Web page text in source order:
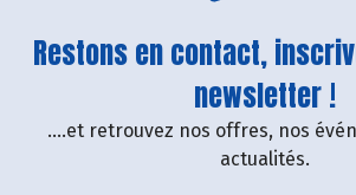
Restons en contact,
newsletter !
....et retrouvez nos offres, nos
actualités.